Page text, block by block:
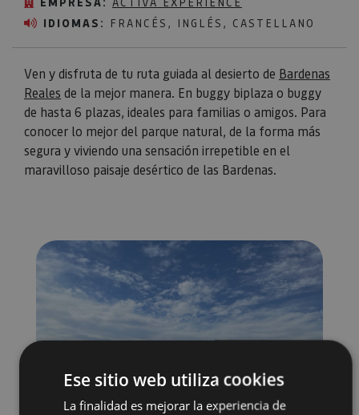
IDIOMAS: FRANCÉS, INGLÉS, CASTELLANO
Ven y disfruta de tu ruta guiada al desierto de Bardenas
Reales de la mejor manera. En buggy biplaza o buggy
de hasta 6 plazas, ideales para familias o amigos. Para
conocer lo mejor del parque natural, de la forma más
segura y viviendo una sensación irrepetible en el
maravilloso paisaje desértico de las Bardenas.
Ese sitio web utiliza cookies
La finalidad es mejorar la experiencia de